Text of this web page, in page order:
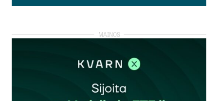
Lisää kommentti
kirjautua
rekisteröityä